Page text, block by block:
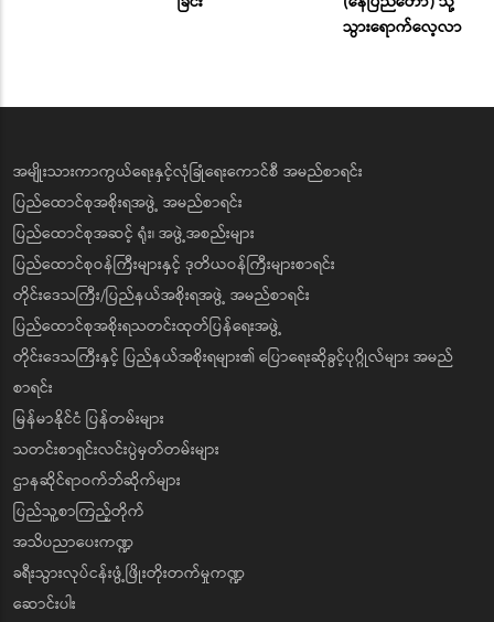
သွားရောက်လေ့လာ
အမျိုးသားကာကွယ်ရေးနှင့်လုံခြုံရေးကောင်စီ အမည်စာရင်း
ပြည်ထောင်စုအစိုးရအဖွဲ့ အမည်စာရင်း
ပြည်ထောင်စုအဆင့် ရုံး၊ အဖွဲ့အစည်းများ
ပြည်ထောင်စုဝန်ကြီးများနှင့် ဒုတိယဝန်ကြီးများစာရင်း
တိုင်းဒေသကြီး/ပြည်နယ်အစိုးရအဖွဲ့ အမည်စာရင်း
ပြည်ထောင်စုအစိုးရသတင်းထုတ်ပြန်ရေးအဖွဲ့
တိုင်းဒေသကြီးနှင့် ပြည်နယ်အစိုးရများ၏ ပြောရေးဆိုခွင့်ပုဂ္ဂိုလ်များ အမည်
စာရင်း
မြန်မာနိုင်ငံ ပြန်တမ်းများ
သတင်းစာရှင်းလင်းပွဲမှတ်တမ်းများ
ဌာနဆိုင်ရာဝက်ဘ်ဆိုက်များ
ပြည်သူ့စာကြည့်တိုက်
အသိပညာပေးကဏ္ဍ
ခရီးသွားလုပ်ငန်းဖွံ့ဖြိုးတိုးတက်မှုကဏ္ဍ
ဆောင်းပါး